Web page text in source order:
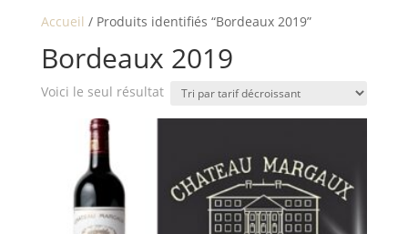
Accueil / Produits identifiés “Bordeaux 2019”
Bordeaux 2019
Voici le seul résultat